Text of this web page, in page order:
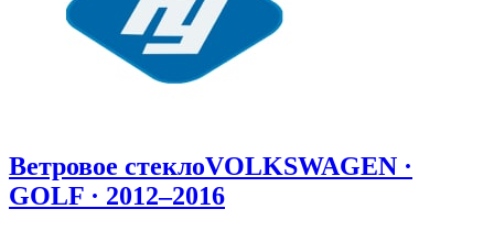
Ветровое стеклоVOLKSWAGEN ·
GOLF · 2012–2016